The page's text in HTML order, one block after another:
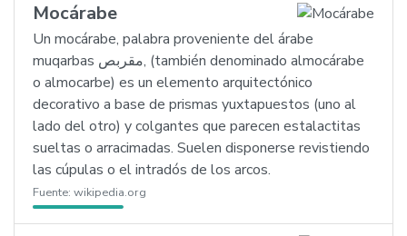
Mocárabe
Un mocárabe, palabra proveniente del árabe
muqarbas ‏,مقربص (también denominado almocárabe
o almocarbe) es un elemento arquitectónico
decorativo a base de prismas yuxtapuestos (uno al
lado del otro) y colgantes que parecen estalactitas
sueltas o arracimadas. Suelen disponerse revistiendo
las cúpulas o el intradós de los arcos.
Fuente: wikipedia.org